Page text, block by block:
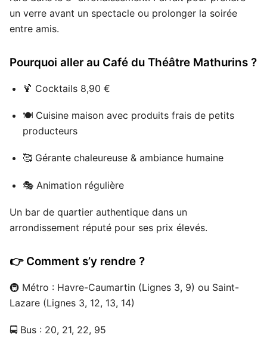
un verre avant un spectacle ou prolonger la soirée
entre amis.
Pourquoi aller au Café du Théâtre Mathurins ?
🍹 Cocktails 8,90 €
🍽 Cuisine maison avec produits frais de petits
producteurs
🥰 Gérante chaleureuse & ambiance humaine
🎭 Animation régulière
Un bar de quartier authentique dans un
arrondissement réputé pour ses prix élevés.
👉 Comment s’y rendre ?
🚇 Métro : Havre-Caumartin (Lignes 3, 9) ou Saint-
Lazare (Lignes 3, 12, 13, 14)
🚍 Bus : 20, 21, 22, 95